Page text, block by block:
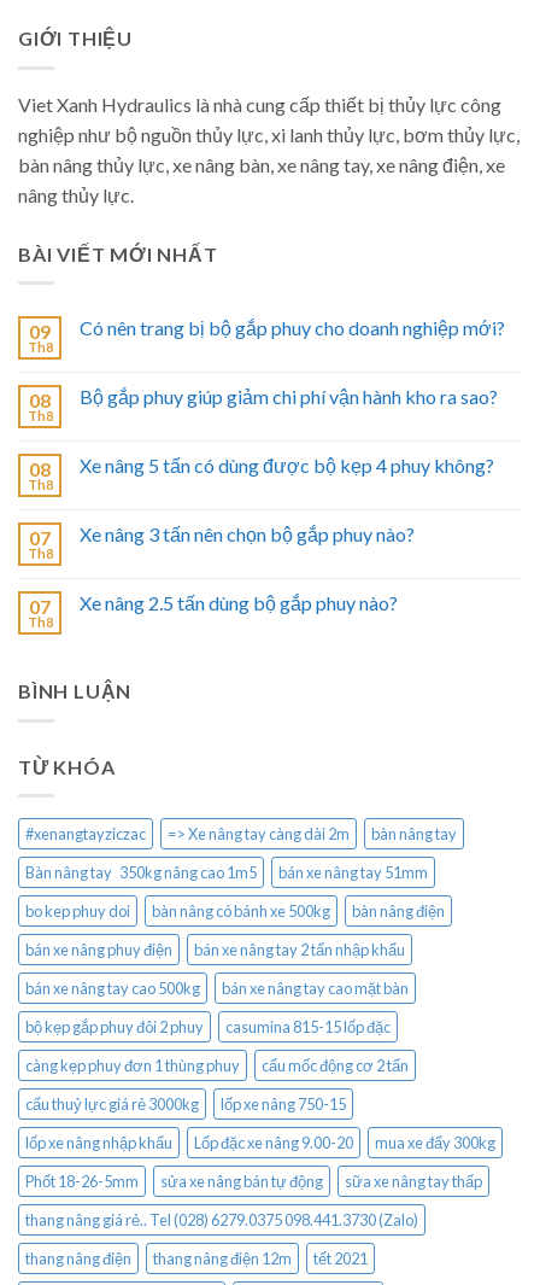
GIỚI THIỆU
Viet Xanh Hydraulics là nhà cung cấp thiết bị thủy lực công
nghiệp như bộ nguồn thủy lực, xi lanh thủy lực, bơm thủy lực,
bàn nâng thủy lực, xe nâng bàn, xe nâng tay, xe nâng điện, xe
nâng thủy lực.
BÀI VIẾT MỚI NHẤT
09
Th8
Có nên trang bị bộ gắp phuy cho doanh nghiệp mới?
08
Th8
Bộ gắp phuy giúp giảm chi phí vận hành kho ra sao?
08
Th8
Xe nâng 5 tấn có dùng được bộ kẹp 4 phuy không?
07
Th8
Xe nâng 3 tấn nên chọn bộ gắp phuy nào?
07
Th8
Xe nâng 2.5 tấn dùng bộ gắp phuy nào?
BÌNH LUẬN
TỪ KHÓA
#xenangtayziczac => Xe nâng tay càng dài 2m
bàn nâng tay
Bàn nâng tay 350kg nâng cao 1m5
bán xe nâng tay 51mm
bo kep phuy doi
bàn nâng có bánh xe 500kg
bàn nâng điện
bán xe nâng phuy điện
bán xe nâng tay 2 tấn nhập khẩu
bán xe nâng tay cao 500kg
bán xe nâng tay cao mặt bàn
bộ kẹp gắp phuy đôi 2 phuy
casumina 815-15 lốp đặc
càng kẹp phuy đơn 1 thùng phuy
cẩu mốc động cơ 2 tấn
cẩu thuỷ lực giá rẻ 3000kg
lốp xe nâng 750-15
lốp xe nâng nhập khẩu
Lốp đặc xe nâng 9.00-20
mua xe đẩy 300kg
Phốt 18-26-5mm
sửa xe nâng bán tự động
sữa xe nâng tay thấp
thang nâng giá rẻ.. Tel (028) 6279.0375 098.441.3730 (Zalo)
thang nâng điện
thang nâng điện 12m
tết 2021